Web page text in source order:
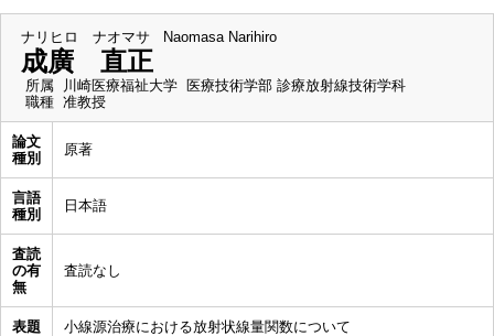
ナリヒロ ナオマサ Naomasa Narihiro
成廣 直正
所属
川崎医療福祉大学 医療技術学部 診療放射線技術学科
職種 准教授
論文
種別
原著
言語
種別
日本語
査読
の有
無
査読なし
表題 小線源治療における放射状線量関数について